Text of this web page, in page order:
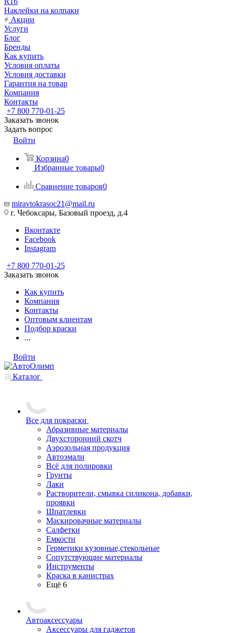
Наклейки на колпаки
Акции
Услуги
Блог
Бренды
Как купить
Условия оплаты
Условия доставки
Гарантия на товар
Компания
Контакты
+7 800 770-01-25
Заказать звонок
Задать вопрос
Войти
Корзина0
Избранные товары0
Сравнение товаров0
miravtokrasoc21@mail.ru
г. Чебоксары, Базовый проезд, д.4
Вконтакте
Facebook
Instagram
+7 800 770-01-25
Заказать звонок
Как купить
Компания
Контакты
Оптовым клиентам
Подбор краски
...
Войти
Каталог
Все для покраски
Абразивные материалы
Двухсторонний скотч
Аэрозольная продукция
Автоэмали
Всё для полировки
Грунты
Лаки
Растворители, смывка силикона, добавки,
проявки
Шпатлевки
Маскировачные материалы
Салфетки
Емкости
Герметики кузовные,стекольные
Сопутствующие материалы
Инструменты
Краска в канистрах
Ещё 6
Автоаксессуары
Аксессуары для гаджетов